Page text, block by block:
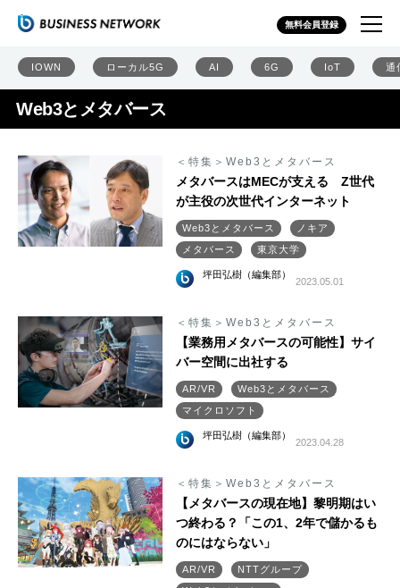
無料会員登録
IOWN ローカル5G AI 6G IoT 通
Web3とメタバース
＜特集＞Web3とメタバース
メタバースはMECが支える Z世代
が主役の次世代インターネット
Web3とメタバース
ノキア
メタバース
東京大学
坪田弘樹（編集部）
2023.05.01
＜特集＞Web3とメタバース
【業務用メタバースの可能性】サイ
バー空間に出社する
AR/VR
Web3とメタバース
マイクロソフト
坪田弘樹（編集部）
2023.04.28
＜特集＞Web3とメタバース
【メタバースの現在地】黎明期はい
つ終わる？「この1、2年で儲かるも
のにはならない」
AR/VR
NTTグループ